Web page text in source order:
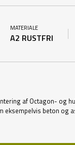
MATERIALE
A2 RUSTFRI
af Octagon- og
eksempelvis beton og